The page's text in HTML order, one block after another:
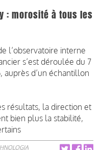
: morosité à tous les
l’observatoire interne
s’est déroulée du 7
auprès d’un échantillon
résultats, la direction et
bien plus la stabilité,